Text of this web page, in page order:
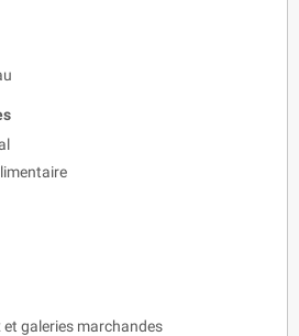
galeries marchandes